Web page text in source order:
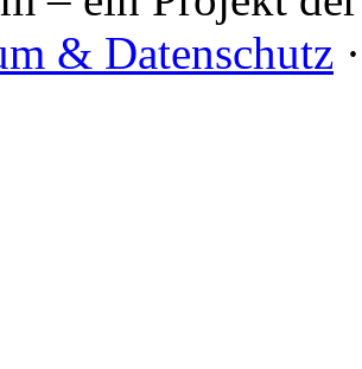
& Datenschutz ·